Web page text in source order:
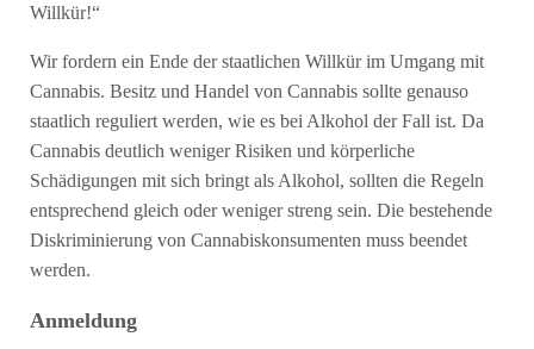
Willkür!“
Wir fordern ein Ende der staatlichen Willkür im Umgang mit
Cannabis. Besitz und Handel von Cannabis sollte genauso
staatlich reguliert werden, wie es bei Alkohol der Fall ist. Da
Cannabis deutlich weniger Risiken und körperliche
Schädigungen mit sich bringt als Alkohol, sollten die Regeln
entsprechend gleich oder weniger streng sein. Die bestehende
Diskriminierung von Cannabiskonsumenten muss beendet
werden.
Anmeldung